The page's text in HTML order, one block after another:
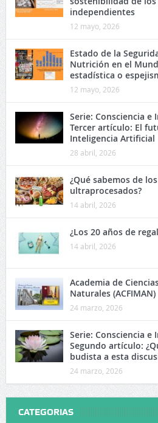
independientes
12 mayo, 2026
Estado de la
Nutrición en el
estadística o
12 mayo, 2026
Serie: Consciencia
Tercer artículo: El
Inteligencia Artificial
28 abril, 2026
¿Qué sabemos de
ultraprocesados?
14 abril, 2026
¿Los 20 años de
14 abril, 2026
Academia de
Naturales (ACFIMAN)
24 marzo, 2026
Serie: Consciencia
Segundo artículo:
budista a esta
24 marzo, 2026
CATEGORIAS